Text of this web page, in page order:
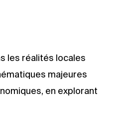
les réalités locales
majeures
en explorant